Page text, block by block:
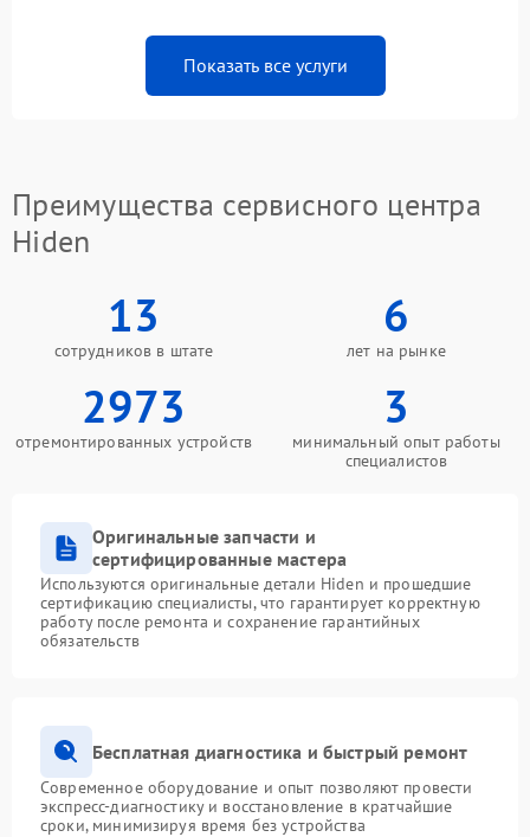
Показать все услуги
Преимущества сервисного центра
Hiden
13
сотрудников в штате
6
лет на рынке
2973
отремонтированных устройств
3
минимальный опыт работы
специалистов
Оригинальные запчасти и
сертифицированные мастера
Используются оригинальные детали Hiden и прошедшие
сертификацию специалисты, что гарантирует корректную
работу после ремонта и сохранение гарантийных
обязательств
Бесплатная диагностика и быстрый ремонт
Современное оборудование и опыт позволяют провести
экспресс-диагностику и восстановление в кратчайшие
сроки, минимизируя время без устройства